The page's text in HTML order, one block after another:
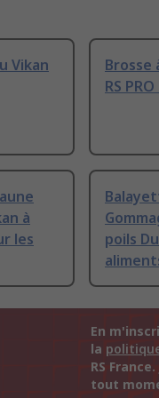
Vikan
Brosse
RS
à
les
poils
En
la
RS
tout